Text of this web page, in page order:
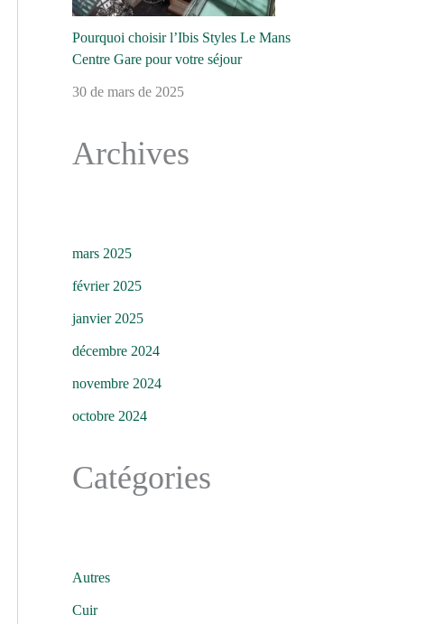
Pourquoi choisir l’Ibis Styles Le Mans
Centre Gare pour votre séjour
30 de mars de 2025
Archives
mars 2025
février 2025
janvier 2025
décembre 2024
novembre 2024
octobre 2024
Catégories
Autres
Cuir